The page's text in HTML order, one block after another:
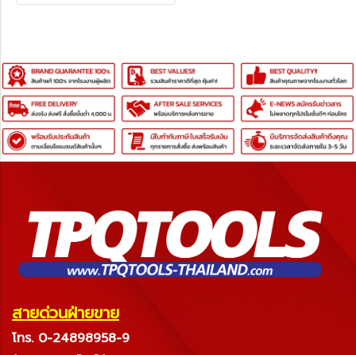
สายด่วนฝ่ายขาย
โทร. 0-24898958-9